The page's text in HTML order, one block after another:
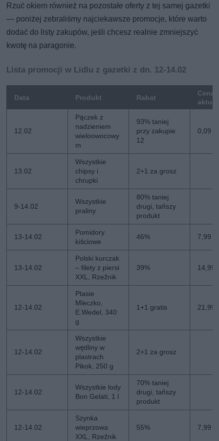
Rzuć okiem również na pozostałe oferty z tej samej gazetki
— poniżej zebraliśmy najciekawsze promocje, które warto
dodać do listy zakupów, jeśli chcesz realnie zmniejszyć
kwotę na paragonie.
Lista promocji w Lidlu z gazetki z dn. 12-14.02
Data Produkt Rabat
Cena
12.02
Pączek z
nadzieniem
wieloowocowy
m
93% taniej
przy zakupie
12
0,09
13.02
Wszystkie
chipsy i
chrupki
2+1 za grosz
9-14.02
Wszystkie
praliny
80% taniej
drugi, tańszy
produkt
13-14.02
Pomidory
kiściowe
46% 7,99
13-14.02
Polski kurczak
– filety z piersi
XXL, Rzeźnik
39% 14,99
12-14.02
Ptasie
Mleczko,
E.Wedel, 340
g
1+1 gratis 21,99
12-14.02
Wszystkie
wędliny w
plastrach
Pikok, 250 g
2+1 za grosz
12-14.02
Wszystkie lody
Bon Gelati, 1 l
70% taniej
drugi, tańszy
produkt
12-14.02
Szynka
wieprzowa
XXL, Rzeźnik
55% 7,99